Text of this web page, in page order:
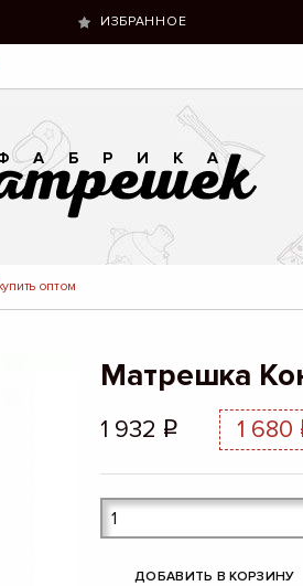
ИЗБРАННОЕ
оптом
Матрешка
1 932 q 1 680
ДОБАВИТЬ В КОРЗИНУ